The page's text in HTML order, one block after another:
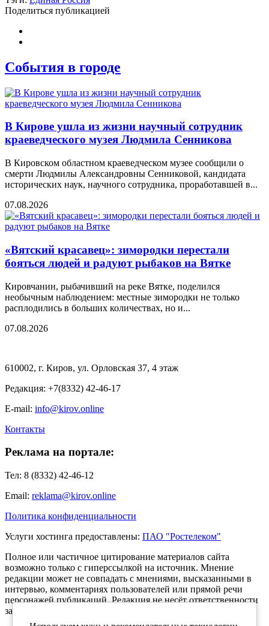
Поделиться публикацией
События в городе
В Кирове ушла из жизни научный сотрудник
краеведческого музея Людмила Сенникова
В Кировском областном краеведческом музее сообщили о
смерти Людмилы Александровны Сенниковой, кандидата
исторических наук, научного сотрудника, проработавшей в...
07.08.2026
«Вятский красавец»: зимородки перестали
бояться людей и радуют рыбаков на Вятке
Кировчанин, рыбачивший на реке Вятке, поделился
необычным наблюдением: местные зимородки не только
расплодились в больших количествах, но и...
07.08.2026
610002, г. Киров, ул. Орловская 37, 4 этаж
Редакция: +7(8332) 42-46-17
E-mail: info@kirov.online
Контакты
Реклама на портале:
Тел: 8 (8332) 42-46-12
Email: reklama@kirov.online
Политика конфиденциальности
Услуги хостинга предоставлены: ПАО "Ростелеком"
Полное или частичное цитирование материалов сайта
возможно только с гиперссылкой на источник. Мнение
редакции может не совпадать с мнениями, высказанными в
интервью, комментариях пользователей или прямой речи
персонажей публикаций. Редакция не несёт ответственности
за текст комментариев читателей.